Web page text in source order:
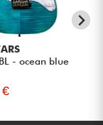
- ocean blue